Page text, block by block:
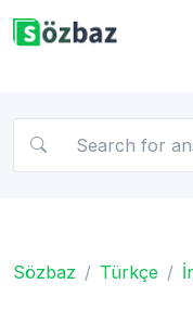
Sözbaz Türkçe